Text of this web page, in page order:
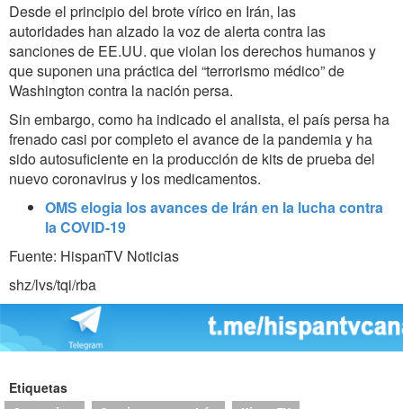
Desde el principio del brote vírico en Irán, las
autoridades han alzado la voz de alerta contra las
sanciones de EE.UU. que violan los derechos humanos y
que suponen una práctica del “terrorismo médico” de
Washington contra la nación persa.
Sin embargo, como ha indicado el analista, el país persa ha
frenado casi por completo el avance de la pandemia y ha
sido autosuficiente en la producción de kits de prueba del
nuevo coronavirus y los medicamentos.
OMS elogia los avances de Irán en la lucha contra
la COVID-19
Fuente: HispanTV Noticias
shz/lvs/tqi/rba
Etiquetas